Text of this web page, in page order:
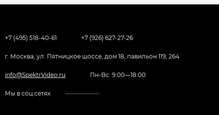
+7 (495) 518-40-61 +7 (926) 627-27-26
г. Москва, ул. Пятницкое шоссе, дом 18, павильон 119, 264
info@SpektrVideo.ru Пн-Вс: 9:00—18:00
Мы в соц.сетях